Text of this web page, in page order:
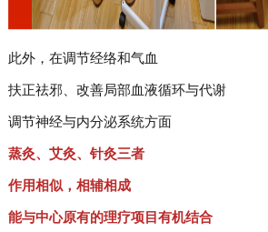
此外，在调节经络和气血
扶正祛邪、改善局部血液循环与代谢
调节神经与内分泌系统方面
蒸灸、艾灸、针灸三者
作用相似，相辅相成
能与中心原有的理疗项目有机结合